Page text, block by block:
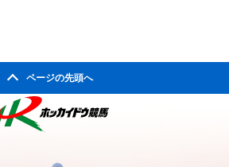
ページの先頭へ